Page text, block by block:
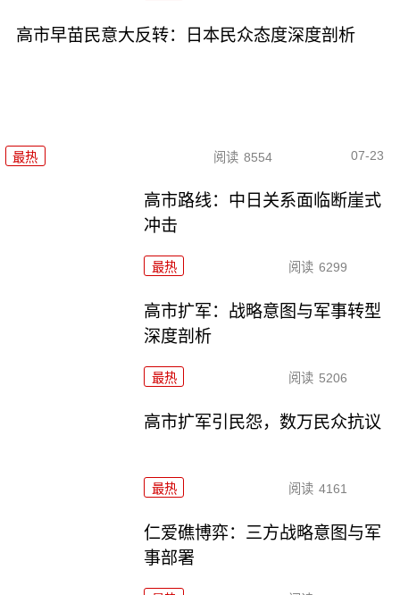
高市早苗民意大反转：日本民众态度深度剖析
最热 阅读 8554 07-23
高市路线：中日关系面临断崖式
冲击
最热 阅读 6299
高市扩军：战略意图与军事转型
深度剖析
最热 阅读 5206
高市扩军引民怨，数万民众抗议
最热 阅读 4161
仁爱礁博弈：三方战略意图与军
事部署